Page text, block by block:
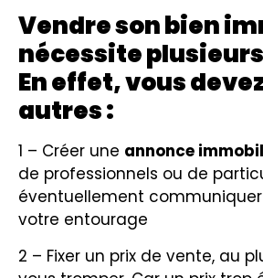
Vendre son bien
nécessite
En effet, vous
autres :
1 – Créer une annonce
de professionnels ou de
éventuellement
votre entourage
2 – Fixer un prix de vente, au